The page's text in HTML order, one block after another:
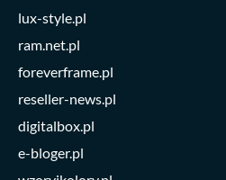
lux-style.pl
ram.net.pl
foreverframe.pl
reseller-news.pl
digitalbox.pl
e-bloger.pl